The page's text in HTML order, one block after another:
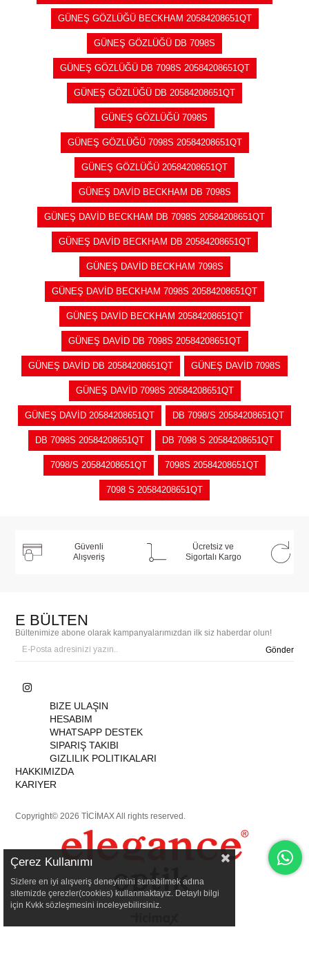
GÜNEŞ GÖZLÜĞÜ BECKHAM 20584208651QT
GÜNEŞ GÖZLÜĞÜ DB 7098S
GÜNEŞ GÖZLÜĞÜ DB 7098S 20584208651QT
GÜNEŞ GÖZLÜĞÜ DB 20584208651QT
GÜNEŞ GÖZLÜĞÜ 7098S
GÜNEŞ GÖZLÜĞÜ 7098S 20584208651QT
GÜNEŞ GÖZLÜĞÜ 20584208651QT
GÜNEŞ DAVİD BECKHAM DB 7098S
GÜNEŞ DAVİD BECKHAM DB 7098S 20584208651QT
GÜNEŞ DAVİD BECKHAM DB 20584208651QT
GÜNEŞ DAVİD BECKHAM 7098S
GÜNEŞ DAVİD BECKHAM 7098S 20584208651QT
GÜNEŞ DAVİD BECKHAM 20584208651QT
GÜNEŞ DAVİD DB 7098S 20584208651QT
GÜNEŞ DAVİD DB 20584208651QT GÜNEŞ DAVİD 7098S
GÜNEŞ DAVİD 7098S 20584208651QT
GÜNEŞ DAVİD 20584208651QT DB 7098/S 20584208651QT
DB 7098S 20584208651QT DB 7098 S 20584208651QT
7098/S 20584208651QT 7098S 20584208651QT
7098 S 20584208651QT
Güvenli
Alışveriş
Ücretsiz ve
Sigortalı Kargo
E BÜLTEN
Bültenimize abone olarak kampanyalarımızdan ilk siz haberdar olun!
Gönder
BIZE ULAŞIN
HESABIM
WHATSAPP DESTEK
SIPARIŞ TAKIBI
GIZLILIK POLITIKALARI
HAKKIMIZDA
KARIYER
Copyright© 2026 TİCİMAX All rights reserved.
Çerez Kullanımı
Sizlere en iyi alışveriş deneyimini sunabilmek adına
sitemizde çerezler(cookies) kullanmaktayız. Detaylı bilgi
için Kvkk sözleşmesini inceleyebilirsiniz.